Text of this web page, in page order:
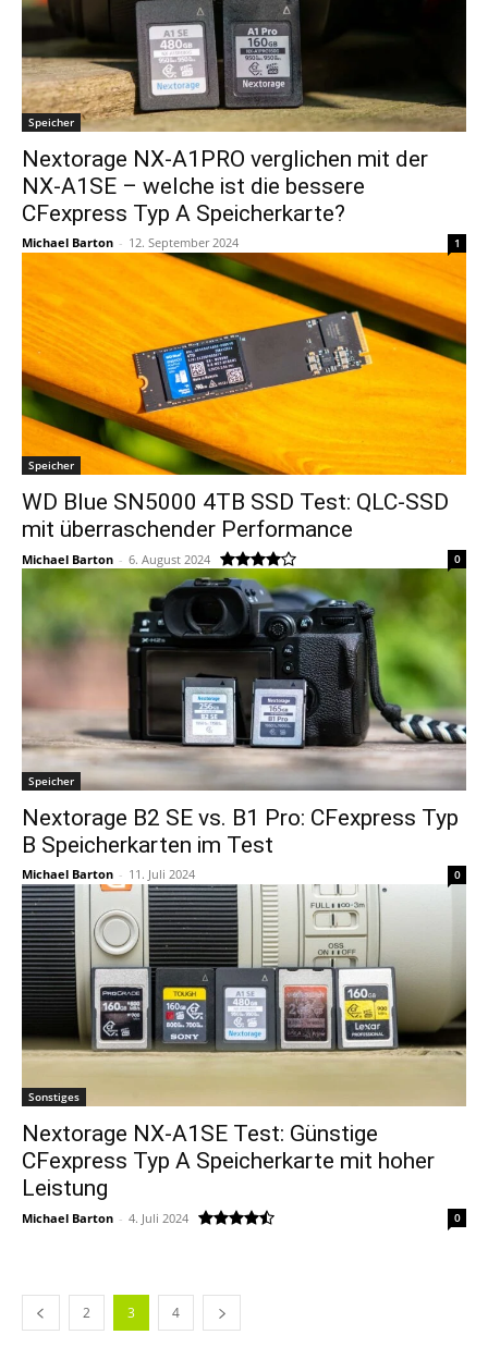
Speicher
Nextorage NX-A1PRO verglichen mit der
NX-A1SE – welche ist die bessere
CFexpress Typ A Speicherkarte?
Michael Barton - 12. September 2024 1
Speicher
WD Blue SN5000 4TB SSD Test: QLC-SSD
mit überraschender Performance
Michael Barton - 6. August 2024 0
Speicher
Nextorage B2 SE vs. B1 Pro: CFexpress Typ
B Speicherkarten im Test
Michael Barton - 11. Juli 2024 0
Sonstiges
Nextorage NX-A1SE Test: Günstige
CFexpress Typ A Speicherkarte mit hoher
Leistung
Michael Barton - 4. Juli 2024 0
2 3 4